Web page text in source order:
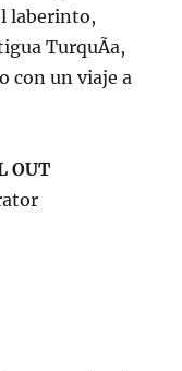
laberinto,
TurquÃ­a,
con un viaje a
OUT